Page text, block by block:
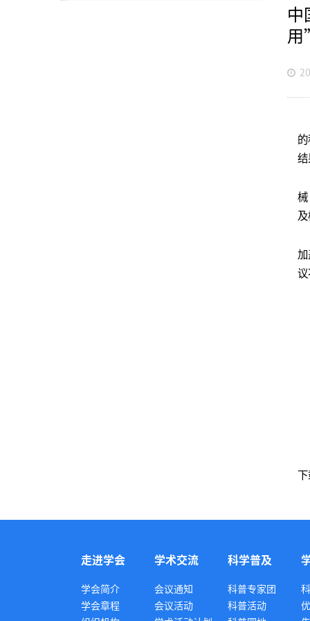
中
用
结
械
加
议
走进学会
学会简介
学会章程
学术交流
会议通知
会议活动
科学普及
科普专家团
科普活动